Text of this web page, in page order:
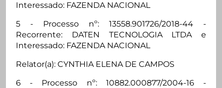
Interessado: FAZENDA NACIONAL
5 - Processo nº: 13558.901726/2018-44 -
Recorrente: DATEN TECNOLOGIA LTDA e
Interessado: FAZENDA NACIONAL
Relator(a): CYNTHIA ELENA DE CAMPOS
6 - Processo nº: 10882.000877/2004-16 -